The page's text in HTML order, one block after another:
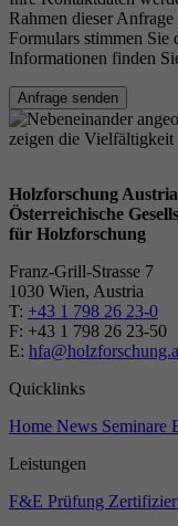
Rahmen dieser
Formulars stimmen Sie
Informationen finden
Anfrage senden
Holzforschung Austria
Österreichische
für Holzforschung
Franz-Grill-Strasse 7
1030 Wien, Austria
T: +43 1 798 26 23-0
​​F: +43 1 798 26 23-50
E:
Quicklinks
Home News Seminare
Leistungen
F&E Prüfung